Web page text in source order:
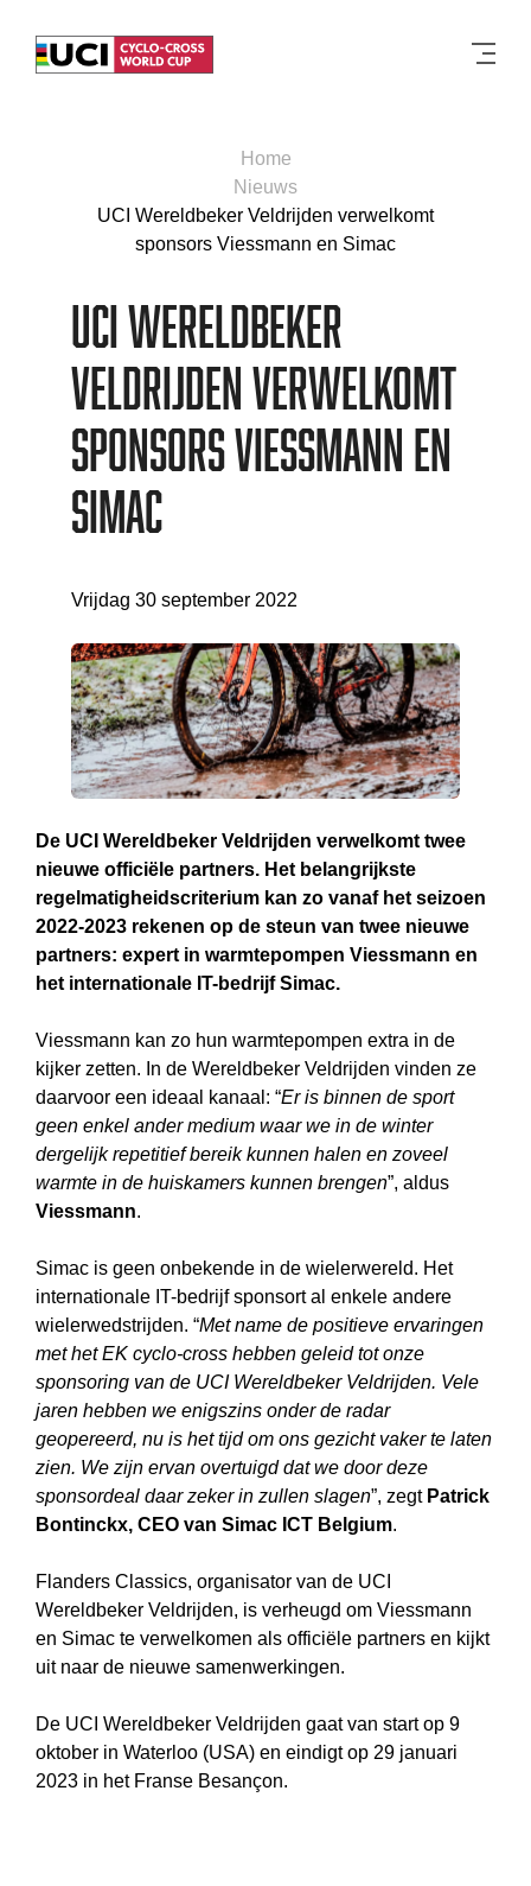
Home
Nieuws
UCI Wereldbeker Veldrijden verwelkomt
sponsors Viessmann en Simac
UCI Wereldbeker
Veldrijden verwelkomt
sponsors Viessmann en
Simac
Vrijdag 30 september 2022
De UCI Wereldbeker Veldrijden verwelkomt twee
nieuwe officiële partners. Het belangrijkste
regelmatigheidscriterium kan zo vanaf het seizoen
2022-2023 rekenen op de steun van twee nieuwe
partners: expert in warmtepompen Viessmann en
het internationale IT-bedrijf Simac.
Viessmann kan zo hun warmtepompen extra in de
kijker zetten. In de Wereldbeker Veldrijden vinden ze
daarvoor een ideaal kanaal: “Er is binnen de sport
geen enkel ander medium waar we in de winter
dergelijk repetitief bereik kunnen halen en zoveel
warmte in de huiskamers kunnen brengen”, aldus
Viessmann.
Simac is geen onbekende in de wielerwereld. Het
internationale IT-bedrijf sponsort al enkele andere
wielerwedstrijden. “Met name de positieve ervaringen
met het EK cyclo-cross hebben geleid tot onze
sponsoring van de UCI Wereldbeker Veldrijden. Vele
jaren hebben we enigszins onder de radar
geopereerd, nu is het tijd om ons gezicht vaker te laten
zien. We zijn ervan overtuigd dat we door deze
sponsordeal daar zeker in zullen slagen”, zegt Patrick
Bontinckx, CEO van Simac ICT Belgium.
Flanders Classics, organisator van de UCI
Wereldbeker Veldrijden, is verheugd om Viessmann
en Simac te verwelkomen als officiële partners en kijkt
uit naar de nieuwe samenwerkingen.
De UCI Wereldbeker Veldrijden gaat van start op 9
oktober in Waterloo (USA) en eindigt op 29 januari
2023 in het Franse Besançon.